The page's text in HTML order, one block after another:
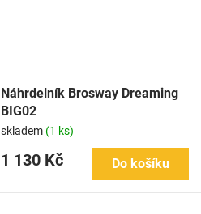
Náhrdelník Brosway Dreaming
BIG02
skladem (1 ks)
1 130 Kč Do košíku